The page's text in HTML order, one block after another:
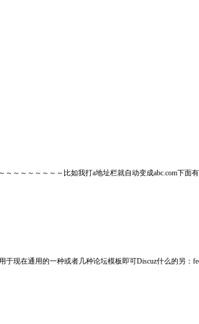
～～～～～～～比如我打a地址栏就自动变成abc.com下
现在通用的一种或者几种论坛模板即可Discuz什么的另：